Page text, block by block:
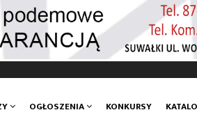
OGŁOSZENIA KONKURSY